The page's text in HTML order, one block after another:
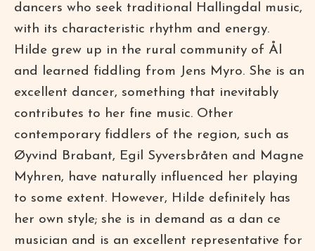
dancers who seek traditional Hallingdal music,
with its characteristic rhythm and energy.
Hilde grew up in the rural community of Ål
and learned fiddling from Jens Myro. She is an
excellent dancer, something that inevitably
contributes to her fine music. Other
contemporary fiddlers of the region, such as
Øyvind Brabant, Egil Syversbråten and Magne
Myhren, have naturally influenced her playing
to some extent. However, Hilde definitely has
her own style; she is in demand as a dan ce
musician and is an excellent representative for